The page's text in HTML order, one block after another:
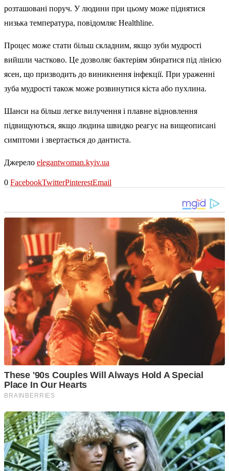
розташовані поруч. У людини при цьому може піднятися
низька температура, повідомляє Healthline.
Процес може стати більш складним, якщо зуби мудрості
вийшли частково. Це дозволяє бактеріям збиратися під лінією
ясен, що призводить до виникнення інфекції. При ураженні
зуба мудрості також може розвинутися кіста або пухлина.
Шанси на більш легке вилучення і плавне відновлення
підвищуються, якщо людина швидко реагує на вищеописані
симптоми і звертається до дантиста.
Джерело elegantwoman.kyiv.ua
0 FacebookTwitterPinterestEmail